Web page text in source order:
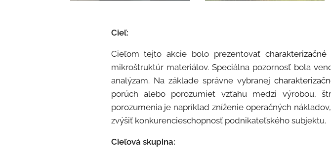
Cieľ:
Cieľom tejto akcie bolo prezentovať charakterizačné
mikroštruktúr materiálov. Speciálna pozornosť bola
analýzam. Na základe správne vybranej
porúch alebo porozumiet vzťahu medzi výrobou,
porozumenia je napríklad zníženie operačných
zvýšiť konkurencieschopnosť podnikateľského subjektu.
Cieľová skupina: